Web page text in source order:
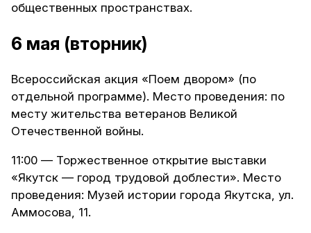
общественных пространствах.
6 мая (вторник)
Всероссийская акция «Поем двором» (по
отдельной программе). Место проведения: по
месту жительства ветеранов Великой
Отечественной войны.
11:00 — Торжественное открытие выставки
«Якутск — город трудовой доблести». Место
проведения: Музей истории города Якутска, ул.
Аммосова, 11.